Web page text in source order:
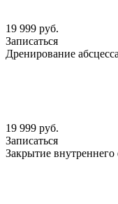
19 999 руб.
Записаться
Дренирование
19 999 руб.
Записаться
Закрытие